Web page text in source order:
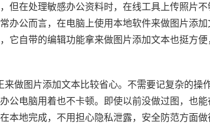
但在处理敏感办公资料时，在线工具上传照片
办公而言，在电脑上使用本地软件来做图片添
它自带的编辑功能拿来做图片添加文本也挺方
做图片添加文本比较省心。不需要记复杂的操
公电脑用着也不卡顿。即使以前没做过图，也
本地完成，不用担心隐私泄露，安全防范方面做